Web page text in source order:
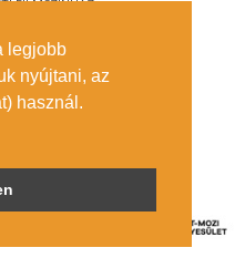
legjobb
nyújtani, az
használ.
FILMSZÍNHÁZ
ÚT 21.
ADATOK